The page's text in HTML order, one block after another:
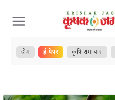
Skip
to
content
होम ई-पेपर कृषि समाचार